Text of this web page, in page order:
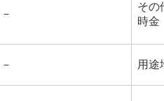
－
その
時金
－ 用途